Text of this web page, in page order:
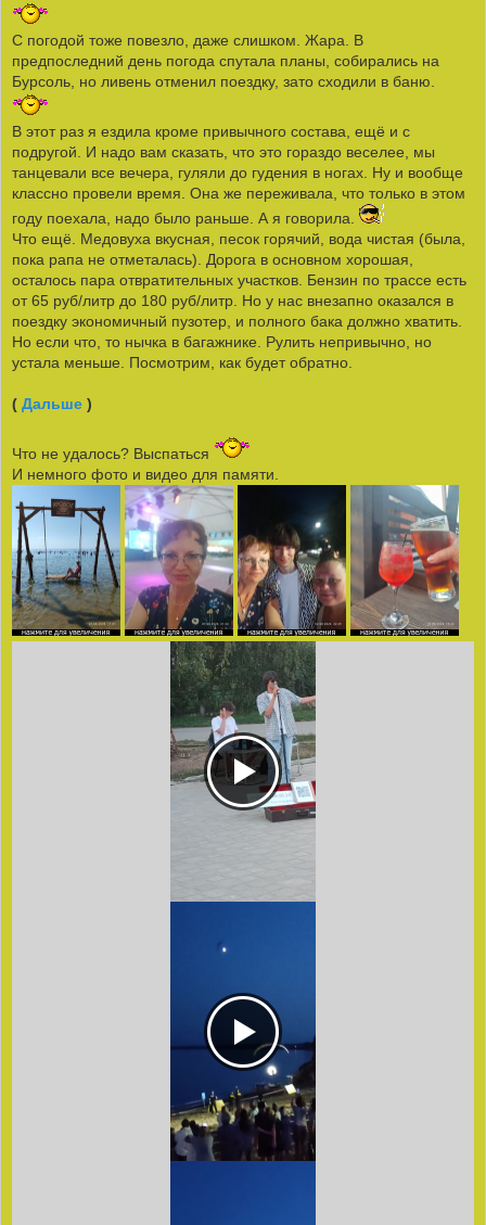
С погодой тоже повезло, даже слишком. Жара. В
предпоследний день погода спутала планы, собирались на
Бурсоль, но ливень отменил поездку, зато сходили в баню.
В этот раз я ездила кроме привычного состава, ещё и с
подругой. И надо вам сказать, что это гораздо веселее, мы
танцевали все вечера, гуляли до гудения в ногах. Ну и вообще
классно провели время. Она же переживала, что только в этом
году поехала, надо было раньше. А я говорила.
Что ещё. Медовуха вкусная, песок горячий, вода чистая (была,
пока рапа не отметалась). Дорога в основном хорошая,
осталось пара отвратительных участков. Бензин по трассе есть
от 65 руб/литр до 180 руб/литр. Но у нас внезапно оказался в
поездку экономичный пузотер, и полного бака должно хватить.
Но если что, то нычка в багажнике. Рулить непривычно, но
устала меньше. Посмотрим, как будет обратно.
( Дальше )
Что не удалось? Выспаться
И немного фото и видео для памяти.